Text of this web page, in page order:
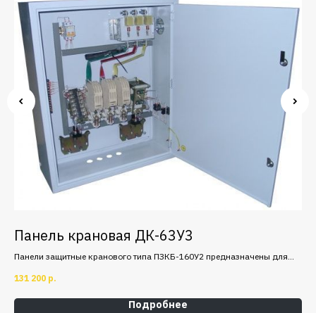
Панель крановая ДК-63У3
Панели защитные кранового типа ПЗКБ-160У2 предназначены для
электродвигателей переменного тока с фазным ротором.
131 200 р.
Подробнее